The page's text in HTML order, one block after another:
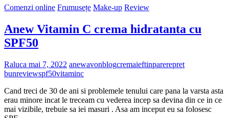
Essence,
Luxury
Comenzi online Frumusețe Make-up Review
Anew Vitamin C crema hidratanta cu
SPF50
Raluca mai 7, 2022 anewavonblogcremaieftinparerepret
bunreviewspf50vitaminc
Cand treci de 30 de ani si problemele tenului care pana la varsta asta
erau minore incat le treceam cu vederea incep sa devina din ce in ce
mai vizibile, trebuie sa iei masuri . Asa am inceput eu sa folosesc